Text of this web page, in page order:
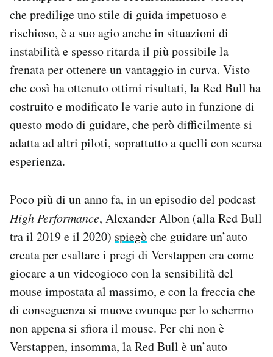
che predilige uno stile di guida impetuoso e
rischioso, è a suo agio anche in situazioni di
instabilità e spesso ritarda il più possibile la
frenata per ottenere un vantaggio in curva. Visto
che così ha ottenuto ottimi risultati, la Red Bull ha
costruito e modificato le varie auto in funzione di
questo modo di guidare, che però difficilmente si
adatta ad altri piloti, soprattutto a quelli con scarsa
esperienza.
Poco più di un anno fa, in un episodio del podcast
High Performance, Alexander Albon (alla Red Bull
tra il 2019 e il 2020) spiegòche guidare un’auto
creata per esaltare i pregi di Verstappen era come
giocare a un videogioco con la sensibilità del
mouse impostata al massimo, e con la freccia che
di conseguenza si muove ovunque per lo schermo
non appena si sfiora il mouse. Per chi non è
Verstappen, insomma, la Red Bull è un’auto